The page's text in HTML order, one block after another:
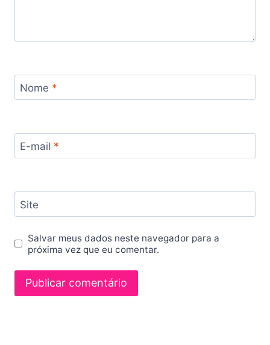
Nome *
E-mail *
Site
Salvar meus dados neste navegador para a
próxima vez que eu comentar.